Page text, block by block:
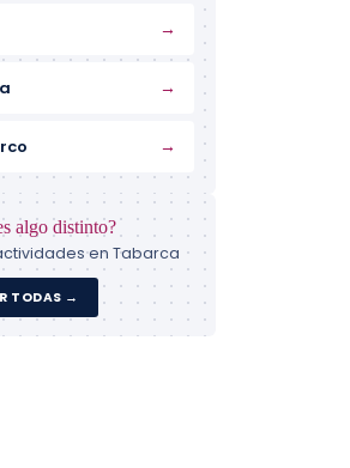
→
→
→
algo distinto?
en Tabarca
TODAS →